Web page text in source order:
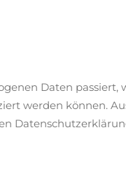
Daten passiert,
werden können.